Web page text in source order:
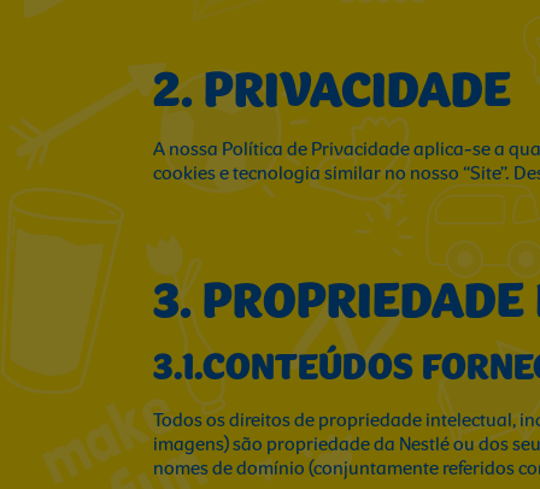
2. PRIVACIDADE
A nossa Política de Privacidade aplica-se a
cookies e tecnologia similar no nosso “Site”.
3.
3.1.CONTEÚDOS
Todos os direitos de propriedade intelectual,
imagens) são propriedade da Nestlé ou dos
nomes de domínio (conjuntamente referidos